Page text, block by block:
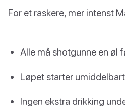
For et raskere, mer intenst
Alle må shotgunne en øl
Løpet starter
Ingen ekstra drikking